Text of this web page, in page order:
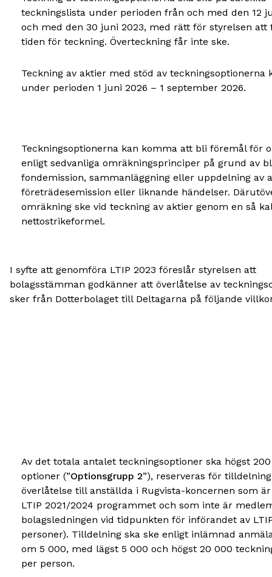
teckningslista under perioden från och med den 12
och med den 30 juni 2023, med rätt för styrelsen att
tiden för teckning. Överteckning får inte ske.
Teckning av aktier med stöd av teckningsoptionerna
under perioden 1 juni 2026 – 1 september 2026.
Teckningsoptionerna kan komma att bli föremål för
enligt sedvanliga omräkningsprinciper på grund av
fondemission, sammanläggning eller uppdelning av
företrädesemission eller liknande händelser.
omräkning ske vid teckning av aktier genom en så
nettostrikeformel.
I syfte att genomföra LTIP 2023 föreslår styrelsen att
bolagsstämman godkänner att överlåtelse av
sker från Dotterbolaget till Deltagarna på följande
Av det totala antalet teckningsoptioner ska högst
optioner (”Optionsgrupp 2”), reserveras för
överlåtelse till anställda i Rugvista-koncernen som
LTIP 2021/2024 programmet och som inte är
bolagsledningen vid tidpunkten för införandet av
personer). Tilldelning ska ske enligt inlämnad
om 5 000, med lägst 5 000 och högst 20 000
per person.